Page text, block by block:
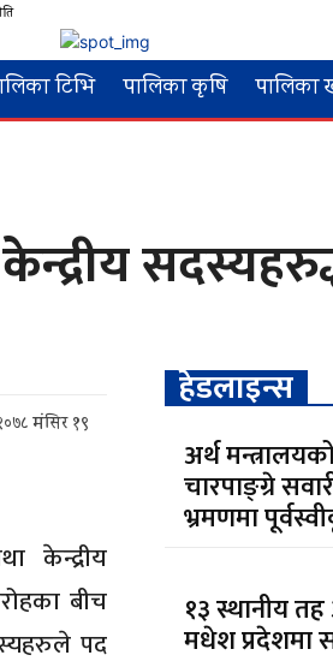
टिभि पालिका कृषि पालिका
केन्द्रीय
मंसिर १९
केन्द्रीय
बीच
पद
हेडलाइन्स
अर्थ
चारपाङ्ग्रे
भ्रमणमा
१३ स्थानीय
मधेश प्रदेशमा